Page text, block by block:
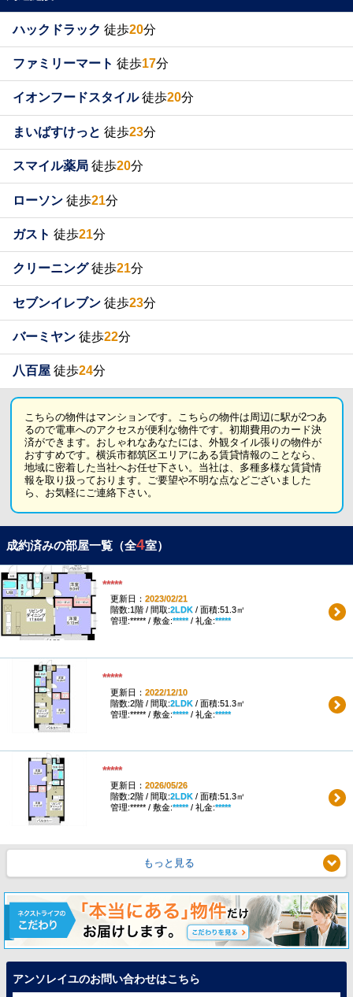
ハックドラック 徒歩20分
ファミリーマート 徒歩17分
イオンフードスタイル徒歩20分
まいばすけっと 徒歩23分
スマイル薬局 徒歩20分
ローソン 徒歩21分
ガスト 徒歩21分
クリーニング徒歩21分
セブンイレブン 徒歩23分
バーミヤン 徒歩22分
八百屋 徒歩24分
こちらの物件はマンションです。こちらの物件は周辺に駅が2つあ
るので電車へのアクセスが便利な物件です。初期費用のカード決
済ができます。おしゃれなあなたには、外観タイル張りの物件が
おすすめです。横浜市都筑区エリアにある賃貸情報のことなら、
地域に密着した当社へお任せ下さい。当社は、多種多様な賃貸情
報を取り扱っております。ご要望や不明な点などございました
ら、お気軽にご連絡下さい。
成約済みの部屋一覧（全4室）
*****
更新日： 2023/02/21
階数:1階 / 間取:2LDK/ 面積:51.3㎡
管理:***** / 敷金:*****/ 礼金:*****
*****
更新日： 2022/12/10
階数:2階 / 間取:2LDK/ 面積:51.3㎡
管理:***** / 敷金:*****/ 礼金:*****
*****
更新日： 2026/05/26
階数:2階 / 間取:2LDK/ 面積:51.3㎡
管理:***** / 敷金:*****/ 礼金:*****
もっと見る
アンソレイユのお問い合わせはこちら